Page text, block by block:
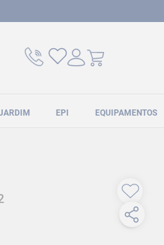
EPI EQUIPAMENTOS